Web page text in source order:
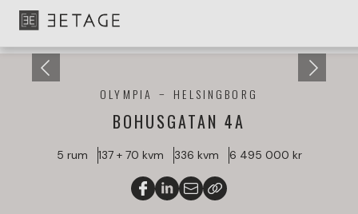
BOHUSGATAN 4A
OLYMPIA HELSINGBORG
5 rum 137 + 70 kvm 336 kvm 6 495 000 kr